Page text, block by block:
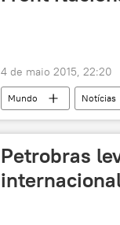
4 de maio 2015, 22:20
Mundo Notícias
política
França
Petrobras